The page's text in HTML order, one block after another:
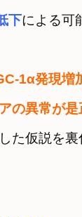
下による可
1α発現増
た仮説を